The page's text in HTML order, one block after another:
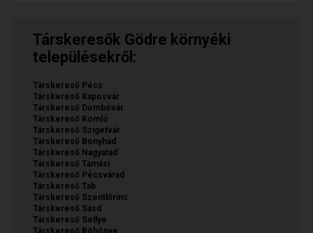
Társkeresők Gödre környéki
településekről:
Társkereső Pécs
Társkereső Kaposvár
Társkereső Dombóvár
Társkereső Komló
Társkereső Szigetvár
Társkereső Bonyhád
Társkereső Nagyatád
Társkereső Tamási
Társkereső Pécsvárad
Társkereső Tab
Társkereső Szentlőrinc
Társkereső Sásd
Társkereső Sellye
Társkereső Böhönye